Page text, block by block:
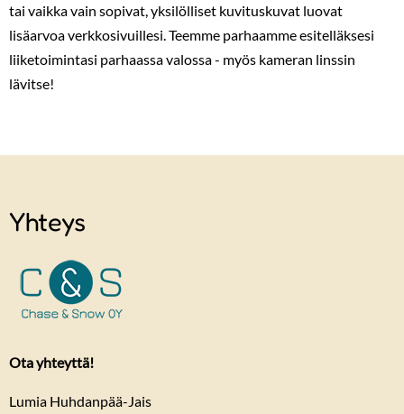
tai vaikka vain sopivat, yksilölliset kuvituskuvat luovat
lisäarvoa verkkosivuillesi. Teemme parhaamme esitelläksesi
liiketoimintasi parhaassa valossa - myös kameran linssin
lävitse!
Yhteys
Ota yhteyttä!
Lumia Huhdanpää-Jais